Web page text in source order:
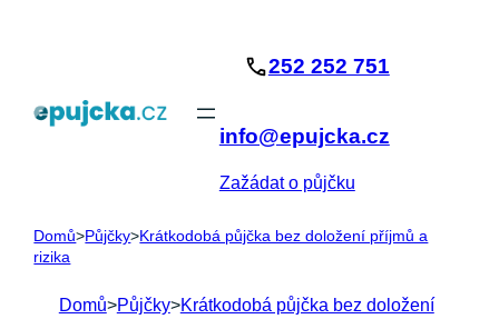
252 252 751
info@epujcka.cz
Zažádat o půjčku
Domů>Půjčky>Krátkodobá půjčka bez doložení příjmů a
rizika
Domů>Půjčky>Krátkodobá půjčka bez doložení